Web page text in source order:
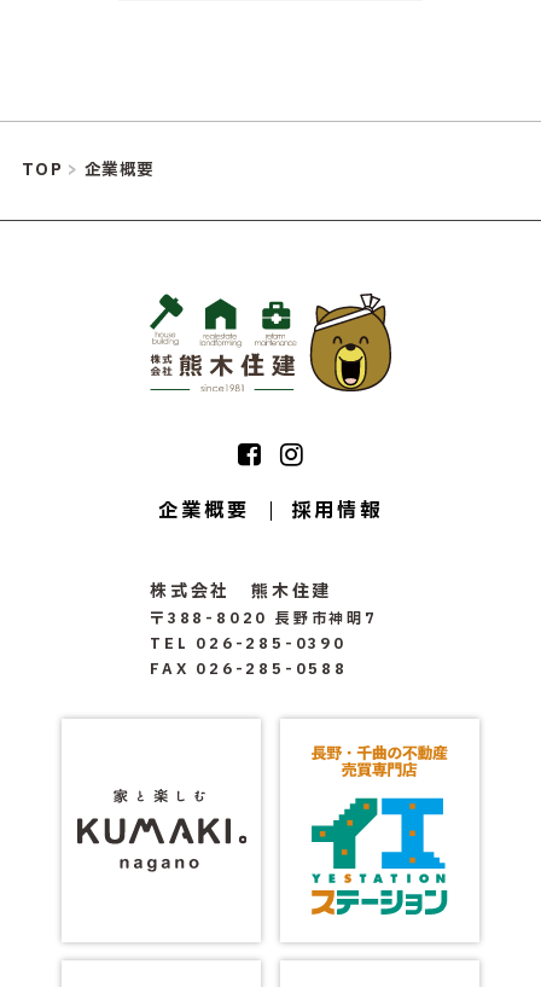
TOP > 企業概要
株式会社 熊木住建
〒388-8020 長野市神明7
TEL 026-285-0390
FAX 026-285-0588
企業概要 採用情報